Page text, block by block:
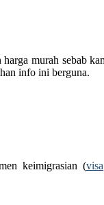
murah sebab
info ini berguna.
keimigrasian (visa